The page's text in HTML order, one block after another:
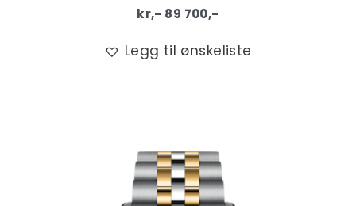
kr,- 89 700,-
Legg til ønskeliste